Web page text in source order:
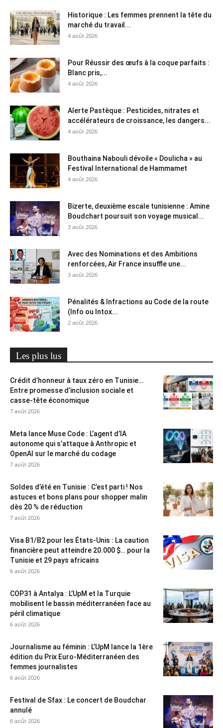
Historique : Les femmes prennent la tête du
marché du travail...
4 août 2026
Pour Réussir des œufs à la coque parfaits :
Blanc pris,...
4 août 2026
Alerte Pastèque : Pesticides, nitrates et
accélérateurs de croissance, les dangers...
4 août 2026
Bouthaina Nabouli dévoile « Doulicha » au
Festival International de Hammamet
4 août 2026
Bizerte, deuxième escale tunisienne : Amine
Boudchart poursuit son voyage musical...
3 août 2026
Avec des Nominations et des Ambitions
renforcées, Air France insuffle une...
3 août 2026
Pénalités & Infractions au Code de la route
(Info ou Intox...
2 août 2026
Les plus lus
Crédit d’honneur à taux zéro en Tunisie…
Entre promesse d’inclusion sociale et
casse-tête économique
7 août 2026
Meta lance Muse Code : L’agent d’IA
autonome qui s’attaque à Anthropic et
OpenAI sur le marché du codage
7 août 2026
Soldes d’été en Tunisie : C’est parti ! Nos
astuces et bons plans pour shopper malin
dès 20 % de réduction
7 août 2026
Visa B1/B2 pour les États-Unis : La caution
financière peut atteindre 20.000 $… pour la
Tunisie et 29 pays africains
6 août 2026
COP31 à Antalya : L’UpM et la Turquie
mobilisent le bassin méditerranéen face au
péril climatique
6 août 2026
Journalisme au féminin : L’UpM lance la 1ère
édition du Prix Euro-Méditerranéen des
femmes journalistes
6 août 2026
Festival de Sfax : Le concert de Boudchar
annulé
6 août 2026